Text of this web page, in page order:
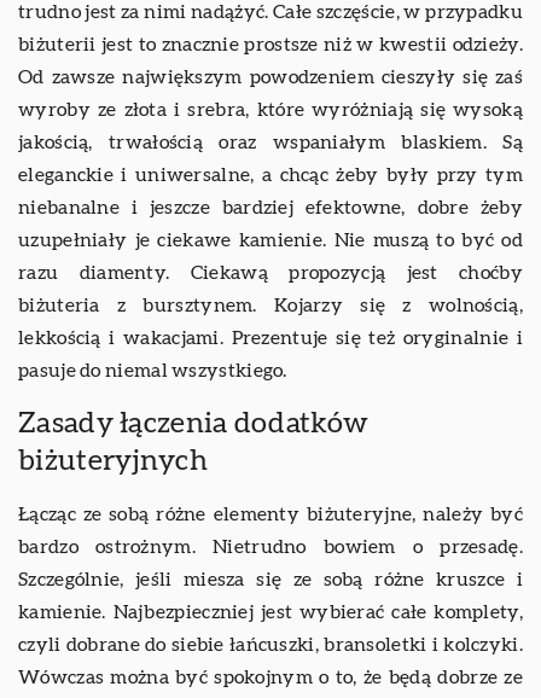
trudno jest za nimi nadążyć. Całe szczęście, w przypadku
biżuterii jest to znacznie prostsze niż w kwestii odzieży.
Od zawsze największym powodzeniem cieszyły się zaś
wyroby ze złota i srebra, które wyróżniają się wysoką
jakością, trwałością oraz wspaniałym blaskiem. Są
eleganckie i uniwersalne, a chcąc żeby były przy tym
niebanalne i jeszcze bardziej efektowne, dobre żeby
uzupełniały je ciekawe kamienie. Nie muszą to być od
razu diamenty. Ciekawą propozycją jest choćby
biżuteria z bursztynem. Kojarzy się z wolnością,
lekkością i wakacjami. Prezentuje się też oryginalnie i
pasuje do niemal wszystkiego.
Zasady łączenia dodatków
biżuteryjnych
Łącząc ze sobą różne elementy biżuteryjne, należy być
bardzo ostrożnym. Nietrudno bowiem o przesadę.
Szczególnie, jeśli miesza się ze sobą różne kruszce i
kamienie. Najbezpieczniej jest wybierać całe komplety,
czyli dobrane do siebie łańcuszki, bransoletki i kolczyki.
Wówczas można być spokojnym o to, że będą dobrze ze